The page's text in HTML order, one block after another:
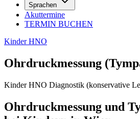
Sprachen
Akuttermine
TERMIN BUCHEN
Kinder HNO
Ohrdruckmessung
Kinder HNO Diagnostik (konservative
Ohrdruckmessung und